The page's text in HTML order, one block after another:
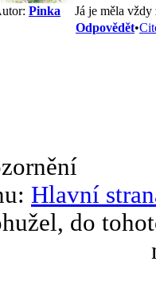
Pinka
Já je měla
Odpovědět•
Hlavní
do